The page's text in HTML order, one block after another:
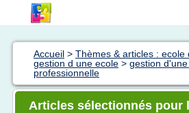
Accueil > Thèmes & articles : ecole
gestion d une ecole > gestion
professionnelle
Articles sélectionnés pour